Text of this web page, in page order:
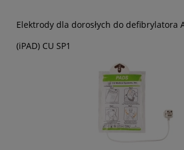
Elektrody dla dorosłych do defibrylatora
(iPAD) CU SP1